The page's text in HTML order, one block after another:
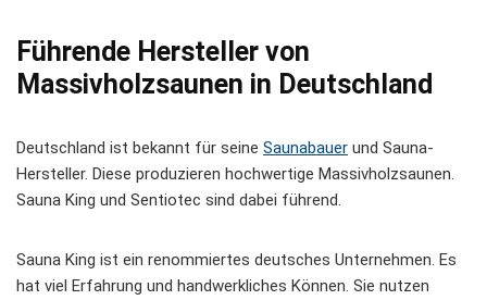
Führende Hersteller von
Massivholzsaunen in Deutschland
Deutschland ist bekannt für seine Saunabauer und Sauna-
Hersteller. Diese produzieren hochwertige Massivholzsaunen.
Sauna King und Sentiotec sind dabei führend.
Sauna King ist ein renommiertes deutsches Unternehmen. Es
hat viel Erfahrung und handwerkliches Können. Sie nutzen